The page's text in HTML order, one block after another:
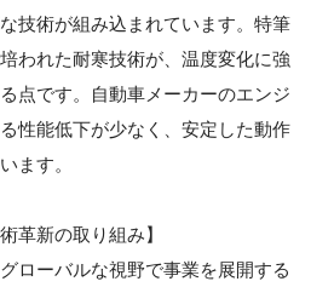
技術が組み込まれています。特筆
われた耐寒技術が、温度変化に強
点です。自動車メーカーのエンジ
性能低下が少なく、安定した動作
ます。
革新の取り組み】
ローバルな視野で事業を展開する